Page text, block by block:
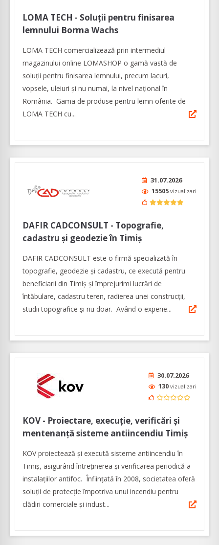
LOMA TECH - Soluții pentru finisarea
lemnului Borma Wachs
LOMA TECH comercializează prin intermediul
magazinului online LOMASHOP o gamă vastă de
soluții pentru finisarea lemnului, precum lacuri,
vopsele, uleiuri și nu numai, la nivel național în
România. Gama de produse pentru lemn oferite de
LOMA TECH cu...
31.07.2026
15505 vizualizari
DAFIR CADCONSULT - Topografie,
cadastru și geodezie în Timiș
DAFIR CADCONSULT este o firmă specializată în
topografie, geodezie și cadastru, ce execută pentru
beneficiarii din Timiș și împrejurimi lucrări de
întăbulare, cadastru teren, radierea unei construcții,
studii topografice și nu doar. Având o experie...
30.07.2026
130 vizualizari
KOV - Proiectare, execuție, verificări și
mentenanță sisteme antiincendiu Timiș
KOV proiectează și execută sisteme antiincendiu în
Timiș, asigurând întreținerea și verificarea periodică a
instalațiilor antifoc. Înființată în 2008, societatea oferă
soluții de protecție împotriva unui incendiu pentru
clădiri comerciale și indust...